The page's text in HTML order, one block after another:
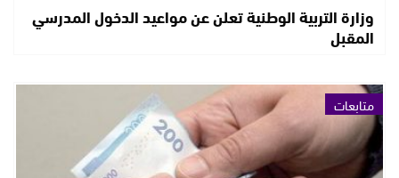
وزارة التربية الوطنية تعلن عن مواعيد الدخول المدرسي
المقبل
متابعات